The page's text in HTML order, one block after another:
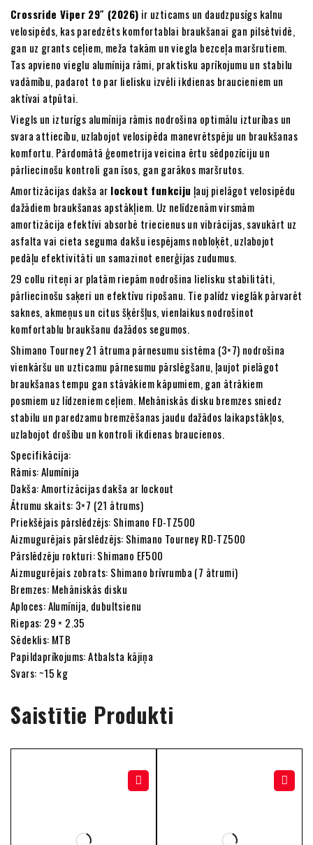
Crossride Viper 29″ (2026) ir uzticams un daudzpusīgs kalnu
velosipēds, kas paredzēts komfortablai braukšanai gan pilsētvidē,
gan uz grants ceļiem, meža takām un viegla bezceļa maršrutiem.
Tas apvieno vieglu alumīnija rāmi, praktisku aprīkojumu un stabilu
vadāmību, padarot to par lielisku izvēli ikdienas braucieniem un
aktīvai atpūtai.
Viegls un izturīgs alumīnija rāmis nodrošina optimālu izturības un
svara attiecību, uzlabojot velosipēda manevrētspēju un braukšanas
komfortu. Pārdomātā ģeometrija veicina ērtu sēdpozīciju un
pārliecinošu kontroli gan īsos, gan garākos maršrutos.
Amortizācijas dakša ar lockout funkciju ļauj pielāgot velosipēdu
dažādiem braukšanas apstākļiem. Uz nelīdzenām virsmām
amortizācija efektīvi absorbē triecienus un vibrācijas, savukārt uz
asfalta vai cieta seguma dakšu iespējams nobloķēt, uzlabojot
pedāļu efektivitāti un samazinot enerģijas zudumus.
29 collu riteņi ar platām riepām nodrošina lielisku stabilitāti,
pārliecinošu saķeri un efektīvu ripošanu. Tie palīdz vieglāk pārvarēt
saknes, akmeņus un citus šķēršļus, vienlaikus nodrošinot
komfortablu braukšanu dažādos segumos.
Shimano Tourney 21 ātruma pārnesumu sistēma (3×7) nodrošina
vienkāršu un uzticamu pārnesumu pārslēgšanu, ļaujot pielāgot
braukšanas tempu gan stāvākiem kāpumiem, gan ātrākiem
posmiem uz līdzeniem ceļiem. Mehāniskās disku bremzes sniedz
stabilu un paredzamu bremzēšanas jaudu dažādos laikapstākļos,
uzlabojot drošību un kontroli ikdienas braucienos.
Specifikācija:
Rāmis: Alumīnija
Dakša: Amortizācijas dakša ar lockout
Ātrumu skaits: 3×7 (21 ātrums)
Priekšējais pārslēdzējs: Shimano FD-TZ500
Aizmugurējais pārslēdzējs: Shimano Tourney RD-TZ500
Pārslēdzēju rokturi: Shimano EF500
Aizmugurējais zobrats: Shimano brīvrumba (7 ātrumi)
Bremzes: Mehāniskās disku
Aploces: Alumīnija, dubultsienu
Riepas: 29 × 2.35
Sēdeklis: MTB
Papildaprīkojums: Atbalsta kājiņa
Svars: ~15 kg
Saistītie Produkti